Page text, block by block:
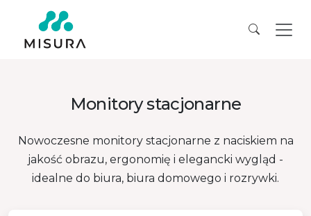
Monitory stacjonarne
Nowoczesne monitory stacjonarne z naciskiem na
jakość obrazu, ergonomię i elegancki wygląd -
idealne do biura, biura domowego i rozrywki.